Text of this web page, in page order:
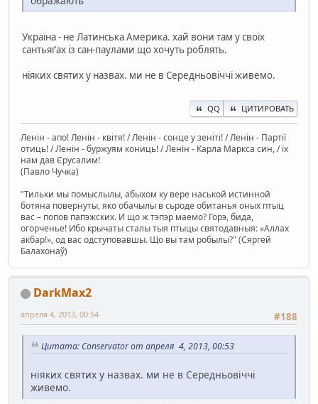
Україна - не Латинська Америка. хай вони там у своїх
сантьяґах із сан-паулами що хочуть роблять.
ніяких святих у назвах. ми не в Середньовіччі живемо.
QQ ЦИТИРОВАТЬ
Ленін - апо! Ленін - квітя! / Ленін - сонце у зеніті! / Ленін - Партії
отиць! / Ленін - буржуям кониць! / Ленін - Карла Маркса син, / їх
нам дав Єрусалим!
(Павло Чучка)
"Тильки мы помыслылы, абыхом ку вере наськой истинной
ботяна повернуты, яко обачылы в сьроде обитанья оных птыц
вас – попов папэжских. И що ж тэпэр маемо? Горэ, бида,
огорченье! Ибо крычаты сталы тыя птыцы святодавныя: «Аллах
акбар!», од вас одступовавшы. Що вы там робылы?" (Сяргей
Балахонаў)
DarkMax2
#188
апреля 4, 2013, 00:54
Цитата: Conservator от апреля 4, 2013, 00:53
ніяких святих у назвах. ми не в Середньовіччі
живемо.